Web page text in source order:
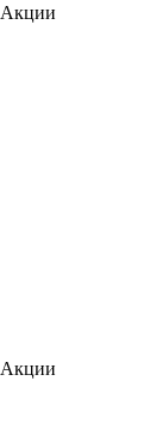
Акции
Акции